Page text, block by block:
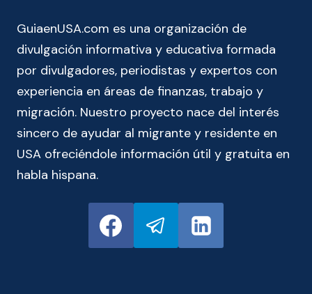
GuiaenUSA.com es una organización de
divulgación informativa y educativa formada
por divulgadores, periodistas y expertos con
experiencia en áreas de finanzas, trabajo y
migración. Nuestro proyecto nace del interés
sincero de ayudar al migrante y residente en
USA ofreciéndole información útil y gratuita en
habla hispana.